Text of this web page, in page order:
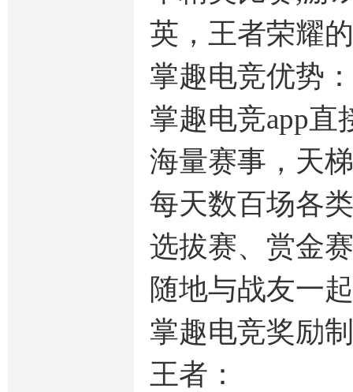
英，王者荣耀
掌趣电竞优势：
掌趣电竞app
海量赛事，天
每天数百场各
选拔赛、赏金
随地与战友一
掌趣电竞奖励
王者：